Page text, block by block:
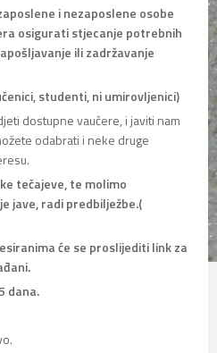
i nezaposlene osobe
osigurati stjecanje potrebnih
ili zadržavanje
studenti, ni umirovljenici)
dostupne vaučere, i javiti nam
odabrati i neke druge
tečajeve, te molimo
jave, radi predbilježbe.(
će se proslijediti link za
dana.